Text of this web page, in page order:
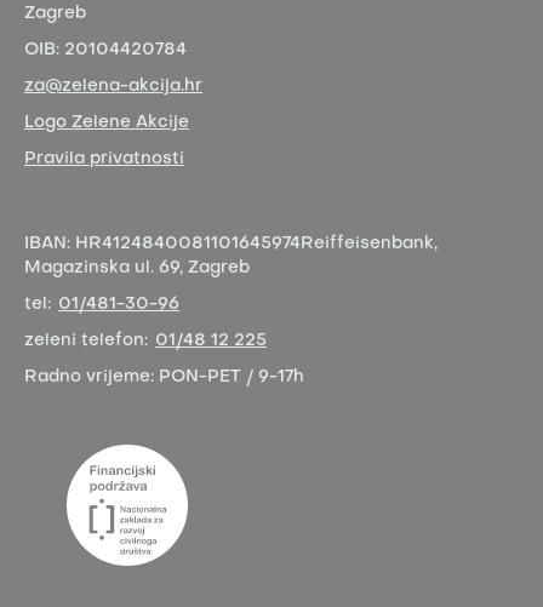
Zagreb
OIB: 20104420784
za@zelena-akcija.hr
Logo Zelene Akcije
Pravila privatnosti
IBAN: HR4124840081101645974 Reiffeisenbank,
Magazinska ul. 69, Zagreb
tel: 01/481-30-96
zeleni telefon: 01/48 12 225
Radno vrijeme: PON-PET / 9-17h